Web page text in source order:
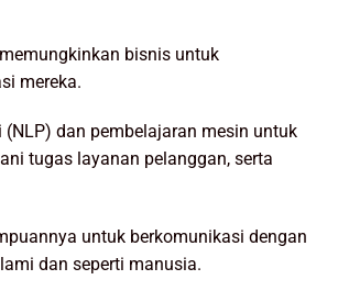
bisnis untuk
mereka.
dan pembelajaran mesin untuk
tugas layanan pelanggan, serta
untuk berkomunikasi dengan
dan seperti manusia.